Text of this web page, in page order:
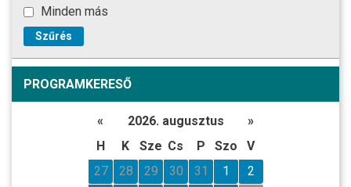
Minden más
Szűrés
PROGRAMKERESŐ
« 2026. augusztus
»
H
K Sze Cs P Szo
V
27
28 29 30 31 1
2